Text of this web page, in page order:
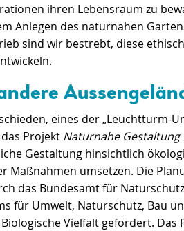
ihren Lebensraum zu
Anlegen des naturnahen
sind wir bestrebt, diese
eines der „Leuchtturm-
Projekt Naturnahe
Gestaltung hinsichtlich
Maßnahmen umsetzen. Die
das Bundesamt für
für Umwelt, Naturschutz, Bau
Vielfalt gefördert. Das